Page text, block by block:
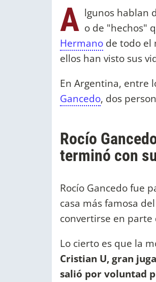
A lgunos hablan
o de "hechos"
Hermano de todo el
ellos han visto sus
En Argentina, entre
Gancedo, dos
Rocío
terminó con
Rocío Gancedo fue
casa más famosa
convertirse en
Lo cierto es que la
Cristian U, gran
salió por voluntad